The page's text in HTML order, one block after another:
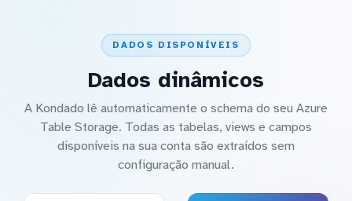
DADOS DISPONÍVEIS
Dados dinâmicos
A Kondado lê automaticamente o schema do seu Azure
Table Storage. Todas as tabelas, views e campos
disponíveis na sua conta são extraídos sem
configuração manual.